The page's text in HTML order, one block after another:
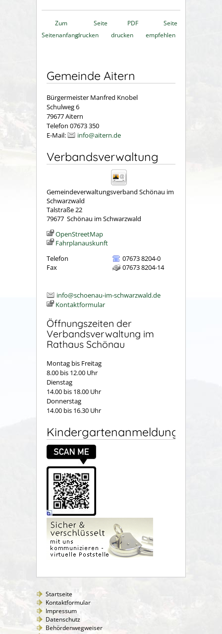
Zum
Seitenanfang
Seite
drucken
PDF
drucken
Seite
empfehlen
Gemeinde Aitern
Bürgermeister Manfred Knobel
Schulweg 6
79677 Aitern
Telefon 07673 350
E-Mail:
info@aitern.de
Verbandsverwaltung
Gemeindeverwaltungsverband Schönau im
Schwarzwald
Talstraße 22
79677 Schönau im Schwarzwald
OpenStreetMap
Fahrplanauskunft
Telefon
07673 8204-0
Fax
07673 8204-14
info@schoenau-im-schwarzwald.de
Kontaktformular
Öffnungszeiten der
Verbandsverwaltung im
Rathaus Schönau
Montag bis Freitag
8.00 bis 12.00 Uhr
Dienstag
14.00 bis 18.00 Uhr
Donnerstag
14.00 bis 16.30 Uhr
Kindergartenanmeldung
Startseite
Kontaktformular
Impressum
Datenschutz
Behördenwegweiser